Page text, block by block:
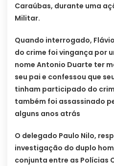
Caraúbas, durante uma
Militar.
Quando interrogado,
do crime foi vingança por
nome Antonio Duarte ter
seu pai e confessou que
tinham participado do
também foi assassinado
alguns anos atrás
O delegado Paulo Nilo,
investigação do duplo
conjunta entre as Polícias